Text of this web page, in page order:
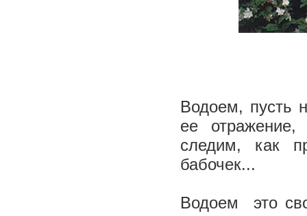
Водоем, пусть
ее отражение,
следим, как
бабочек...
Водоем ­ это